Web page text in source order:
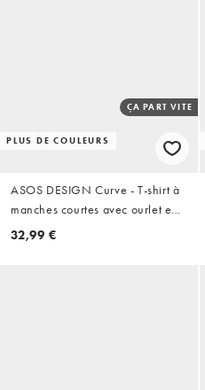
PLUS DE COULEURS
ÇA PART VITE
ASOS DESIGN Curve - T-shirt à
manches courtes avec ourlet en
dentelle - Noir
32,99 €